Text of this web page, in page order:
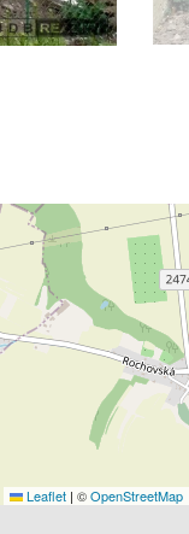
Leaflet | ©OpenStreetMap